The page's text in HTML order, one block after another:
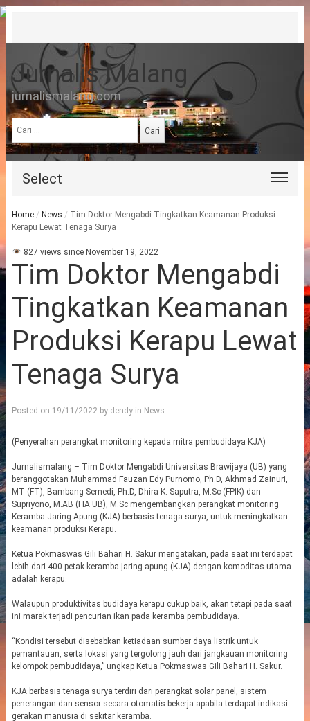
Jurnalis Malang
jurnalismalang.com
Cari
untuk:
Select
Home / News / Tim Doktor Mengabdi Tingkatkan Keamanan Produksi
Kerapu Lewat Tenaga Surya
827 views since November 19, 2022
Tim Doktor Mengabdi
Tingkatkan Keamanan
Produksi Kerapu Lewat
Tenaga Surya
Posted on 19/11/2022by dendyin News
(Penyerahan perangkat monitoring kepada mitra pembudidaya KJA)
Jurnalismalang – Tim Doktor Mengabdi Universitas Brawijaya (UB) yang
beranggotakan Muhammad Fauzan Edy Purnomo, Ph.D, Akhmad Zainuri,
MT (FT), Bambang Semedi, Ph.D, Dhira K. Saputra, M.Sc (FPIK) dan
Supriyono, M.AB (FIA UB), M.Sc mengembangkan perangkat monitoring
Keramba Jaring Apung (KJA) berbasis tenaga surya, untuk meningkatkan
keamanan produksi Kerapu.
Ketua Pokmaswas Gili Bahari H. Sakur mengatakan, pada saat ini terdapat
lebih dari 400 petak keramba jaring apung (KJA) dengan komoditas utama
adalah kerapu.
Walaupun produktivitas budidaya kerapu cukup baik, akan tetapi pada saat
ini marak terjadi pencurian ikan pada keramba pembudidaya.
“Kondisi tersebut disebabkan ketiadaan sumber daya listrik untuk
pemantauan, serta lokasi yang tergolong jauh dari jangkauan monitoring
kelompok pembudidaya,” ungkap Ketua Pokmaswas Gili Bahari H. Sakur.
KJA berbasis tenaga surya terdiri dari perangkat solar panel, sistem
penerangan dan sensor secara otomatis bekerja apabila terdapat indikasi
gerakan manusia di sekitar keramba.